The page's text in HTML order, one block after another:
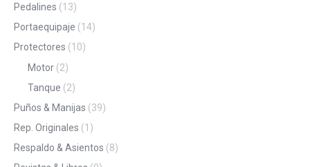
Pedalines (13)
Portaequipaje (14)
Protectores (10)
Motor (2)
Tanque (2)
Puños & Manijas (39)
Rep. Originales (1)
Respaldo & Asientos (8)